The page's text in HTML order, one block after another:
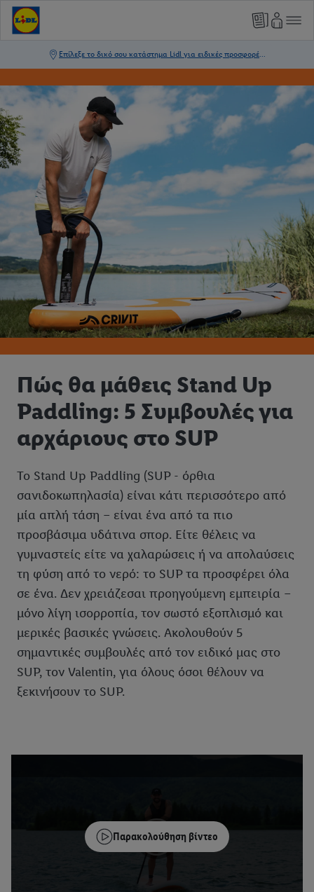
Πώς θα μάθεις Stand Up
Paddling: 5 Συμβουλές για
αρχάριους στο SUP
Το Stand Up Paddling (SUP - όρθια
σανιδοκωπηλασία) είναι κάτι περισσότερο από
μία απλή τάση – είναι ένα από τα πιο
προσβάσιμα υδάτινα σπορ. Είτε θέλεις να
γυμναστείς είτε να χαλαρώσεις ή να απολαύσεις
τη φύση από το νερό: το SUP τα προσφέρει όλα
σε ένα. Δεν χρειάζεσαι προηγούμενη εμπειρία –
μόνο λίγη ισορροπία, τον σωστό εξοπλισμό και
μερικές βασικές γνώσεις. Ακολουθούν 5
σημαντικές συμβουλές από τον ειδικό μας στο
SUP, τον Valentin, για όλους όσοι θέλουν να
ξεκινήσουν το SUP.
Παρακολούθηση βίντεο